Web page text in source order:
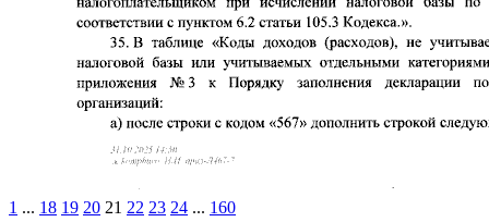
1 ... 18 19 20 21 22 23 24 ... 160